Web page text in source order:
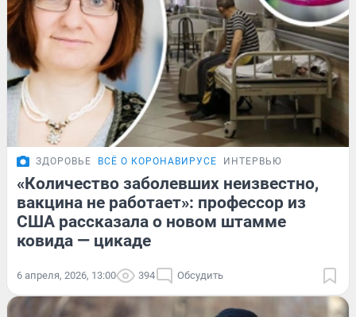
ЗДОРОВЬЕ ВСЁ О КОРОНАВИРУСЕ ИНТЕРВЬЮ
«Количество заболевших неизвестно,
вакцина не работает»: профессор из
США рассказала о новом штамме
ковида — цикаде
6 апреля, 2026, 13:00 394 Обсудить